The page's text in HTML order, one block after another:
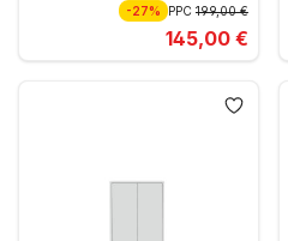
-27% PPC 199,00 €
145,00 €